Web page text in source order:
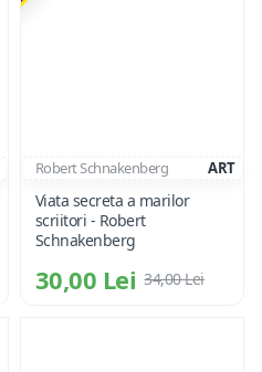
Robert Schnakenberg ART
Viata secreta a marilor
scriitori - Robert
Schnakenberg
30,00 Lei 34,00 Lei